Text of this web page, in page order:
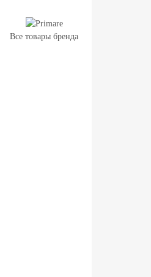
Все товары бренда